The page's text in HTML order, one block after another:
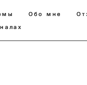
Обо мне
Обо мне